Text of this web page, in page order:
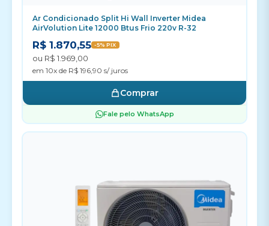
Ar Condicionado Split Hi Wall Inverter Midea
AirVolution Lite 12000 Btus Frio 220v R-32
R$ 1.870,55 -5% PIX
ou R$ 1.969,00
em 10x de R$ 196,90 s/ juros
Comprar
Fale pelo WhatsApp